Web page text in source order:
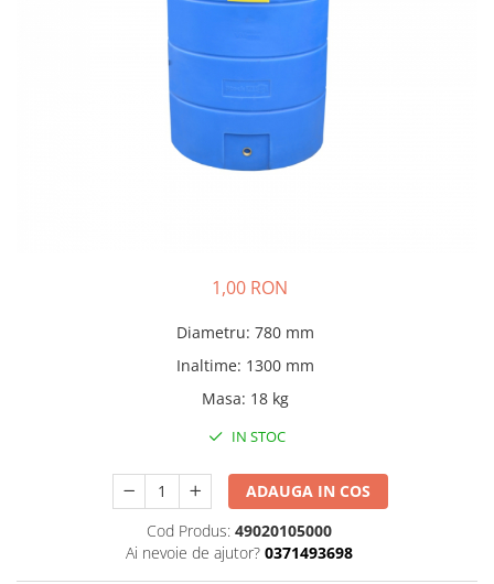
Rezervoare-Sifoane-Racorduri
1,00 RON
Diametru: 780 mm
Inaltime: 1300 mm
Masa: 18 kg
IN STOC
ADAUGA IN COS
Cod Produs: 49020105000
Ai nevoie de ajutor? 0371493698